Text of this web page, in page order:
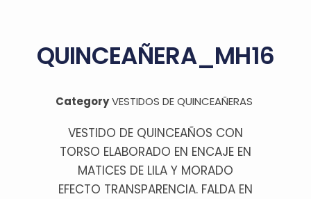
QUINCEAÑERA_MH16
CategoryVESTIDOS DE QUINCEAÑERAS
VESTIDO DE QUINCEAÑOS CON
TORSO ELABORADO EN ENCAJE EN
MATICES DE LILA Y MORADO
EFECTO TRANSPARENCIA. FALDA EN